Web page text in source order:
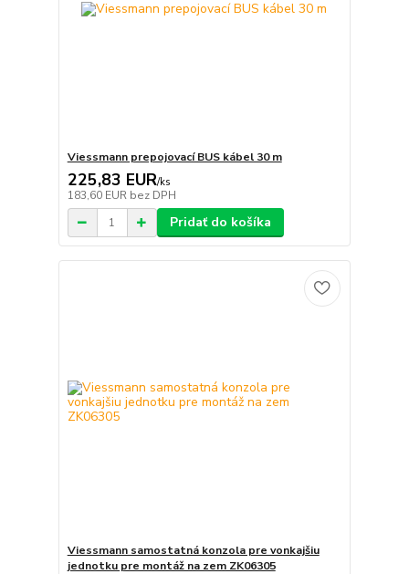
Viessmann prepojovací BUS kábel 30 m
225,83 EUR/ks
183,60 EUR bez DPH
Pridať do košíka
Viessmann samostatná konzola pre vonkajšiu
jednotku pre montáž na zem ZK06305